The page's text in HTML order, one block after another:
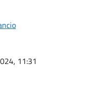
11:31